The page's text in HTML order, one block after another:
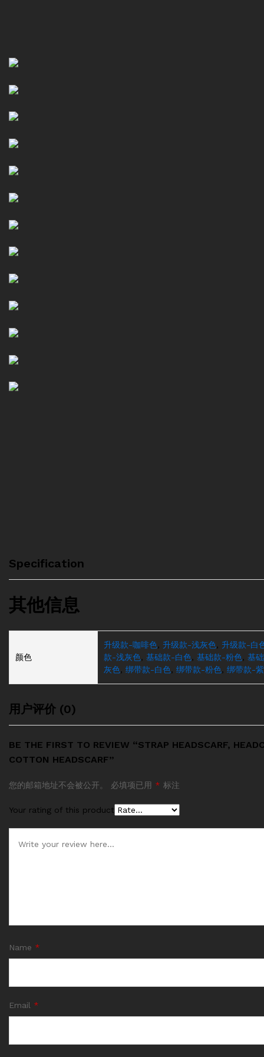
Specification
其他信息
颜色
升级款-咖啡色 升级款-浅灰色
升级款-白
款-浅灰色 基础款-白色 基础款-粉色 基
灰色 绑带款-白色 绑带款-粉色 绑带款-
用户评价 (0)
BE THE FIRST TO REVIEW “STRAP HEADSCARF,
COTTON HEADSCARF”
您的邮箱地址不会被公开。 必填项已用 * 标注
Your rating of this product
Name *
Email *